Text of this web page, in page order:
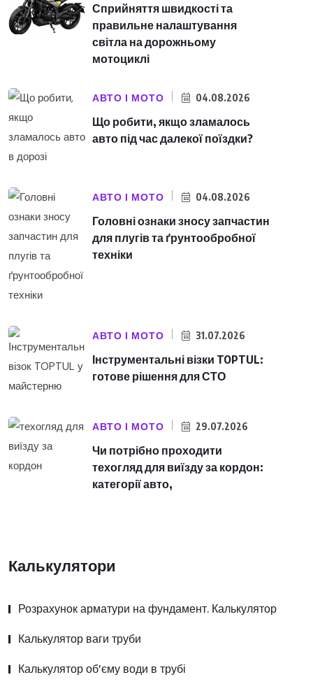
Сприйняття швидкості та
правильне налаштування
світла на дорожньому
мотоциклі
АВТО І МОТО 04.08.2026
Що робити, якщо зламалось
авто під час далекої поїздки?
АВТО І МОТО 04.08.2026
Головні ознаки зносу запчастин
для плугів та ґрунтообробної
техніки
АВТО І МОТО 31.07.2026
Інструментальні візки TOPTUL:
готове рішення для СТО
АВТО І МОТО 29.07.2026
Чи потрібно проходити
техогляд для виїзду за кордон:
категорії авто,
Калькулятори
Розрахунок арматури на фундамент. Калькулятор
Калькулятор ваги труби
Калькулятор об’єму води в трубі